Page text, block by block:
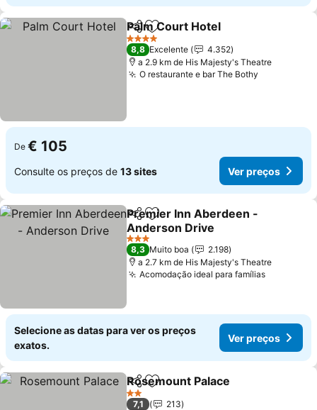
PartilharAdicionar aos favoritos
Palm Court Hotel
4 Estrelas
8,8 Excelente
4.352
a 2.9 km de His Majesty's Theatre
O restaurante e bar The Bothy
De € 105
Consulte os preços de 13 sites Ver preços
PartilharAdicionar aos favoritos
Premier Inn Aberdeen -
Anderson Drive
Ver preços
3 Estrelas
8,3 Muito boa
2.198
a 2.7 km de His Majesty's Theatre
Acomodação ideal para famíliasVer
Selecione as datas para ver os preços
exatos.
Ver preços
PartilharAdicionar aos favoritos
Rosemount Palace
2 Estrelas
7,1
213